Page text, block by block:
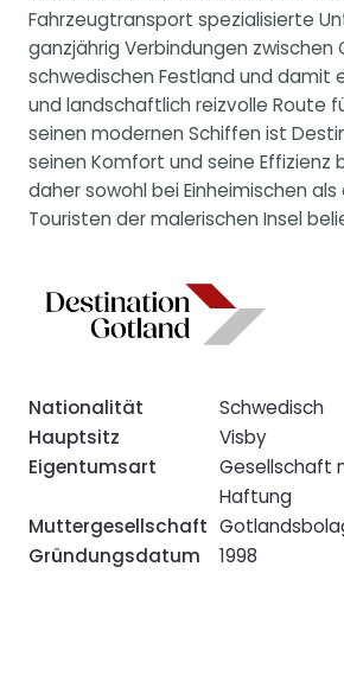
Fahrzeugtransport spezialisierte
ganzjährig Verbindungen zwischen
schwedischen Festland und damit
und landschaftlich reizvolle Route
seinen modernen Schiffen ist
seinen Komfort und seine Effizienz
daher sowohl bei Einheimischen als
Touristen der malerischen Insel
Nationalität
Schwedisch
Hauptsitz
Visby
Eigentumsart
Gesellschaft
Haftung
Muttergesellschaft
Gründungsdatum
1998